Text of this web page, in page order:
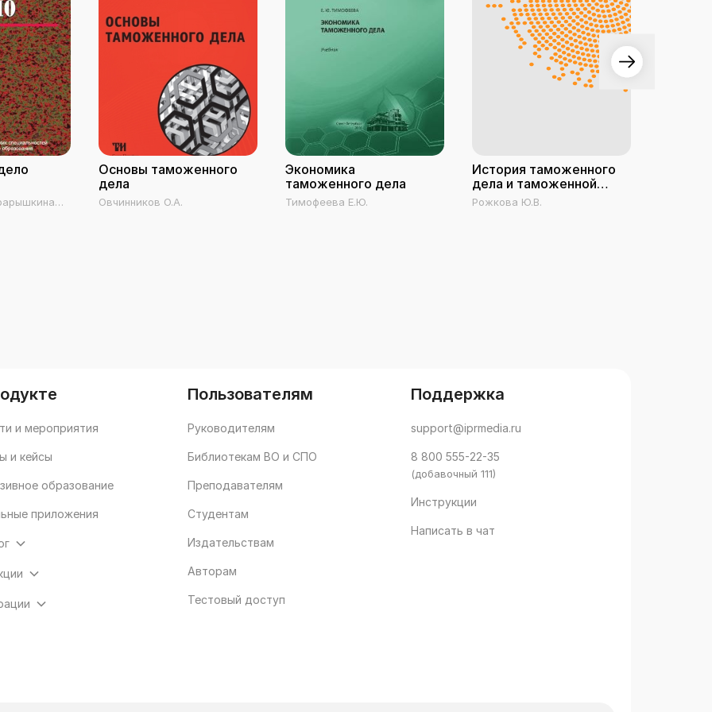
Основы таможенного
дела
Овчинников О.А.
Экономика
таможенного дела
Тимофеева Е.Ю.
История таможенного
дела и таможенной
политики России
Рожкова Ю.В.
и мероприятия
и кейсы
образование
приложения
Пользователям
Руководителям
Библиотекам ВО и СПО
Преподавателям
Студентам
Издательствам
Авторам
Тестовый доступ
Поддержка
support@iprmedia.ru
8 800 555-22-35
(добавочный 111)
Инструкции
Написать в чат